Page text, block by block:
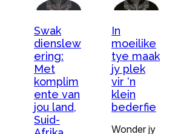
Swak
dienslew
ering:
Met
komplim
ente van
jou land,
Suid-
In
moeilike
tye maak
jy plek
vir ‘n
klein
bederfie
Wonder jy